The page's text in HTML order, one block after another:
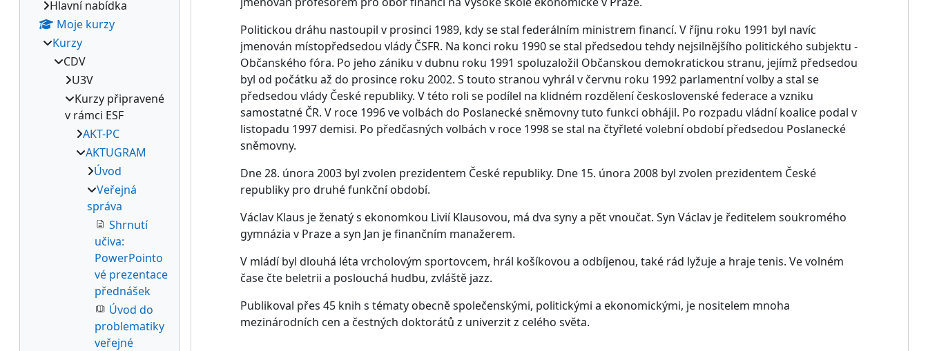
Politickou dráhu nastoupil v prosinci 1989, kdy se stal federálním ministrem financí. V říjnu roku 1991 byl navíc
jmenován místopředsedou vlády ČSFR. Na konci roku 1990 se stal předsedou tehdy nejsilnějšího politického subjektu -
Občanského fóra. Po jeho zániku v dubnu roku 1991 spoluzaložil Občanskou demokratickou stranu, jejímž předsedou
byl od počátku až do prosince roku 2002. S touto stranou vyhrál v červnu roku 1992 parlamentní volby a stal se
předsedou vlády České republiky. V této roli se podílel na klidném rozdělení československé federace a vzniku
samostatné ČR. V roce 1996 ve volbách do Poslanecké sněmovny tuto funkci obhájil. Po rozpadu vládní koalice podal v
listopadu 1997 demisi. Po předčasných volbách v roce 1998 se stal na čtyřleté volební období předsedou Poslanecké
sněmovny.
Dne 28. února 2003 byl zvolen prezidentem České republiky. Dne 15. února 2008 byl zvolen prezidentem České
republiky pro druhé funkční období.
Václav Klaus je ženatý s ekonomkou Livií Klausovou, má dva syny a pět vnoučat. Syn Václav je ředitelem soukromého
gymnázia v Praze a syn Jan je finančním manažerem.
V mládí byl dlouhá léta vrcholovým sportovcem, hrál košíkovou a odbíjenou, také rád lyžuje a hraje tenis. Ve volném
čase čte beletrii a poslouchá hudbu, zvláště jazz.
Publikoval přes 45 knih s tématy obecně společenskými, politickými a ekonomickými, je nositelem mnoha
mezinárodních cen a čestných doktorátů z univerzit z celého světa.
Hlavní nabídka
Moje kurzy
Kurzy
CDV
U3V
Kurzy připravené
v rámci ESF
AKT-PC
AKTUGRAM
Úvod
Veřejná
správa
Shrnutí
učiva:
PowerPointo
vé prezentace
přednášek
Úvod do
problematiky
veřejné